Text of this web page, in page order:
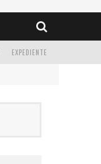
EXPEDIENTE